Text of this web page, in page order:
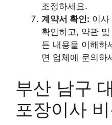
조정하세요.
계약서 확인: 이사
확인하고, 약관
든 내용을 이해하
면 업체에 문의하
부산 남구
포장이사